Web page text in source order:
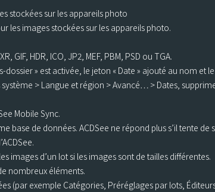
stockées sur les appareils photo
les images stockées sur les appareils photo.
GIF, HDR, ICO, JP2, MEF, PBM, PSD ou TGA.
» est activée, le jeton « Date » ajouté au nom et
> Langue et région > Avancé… > Dates,
Mobile Sync.
base de données. ACDSee ne répond plus s’il tente de
images d’un lot si les images sont de tailles différentes.
nombreux éléments.
(par exemple Catégories, Préréglages par lots,